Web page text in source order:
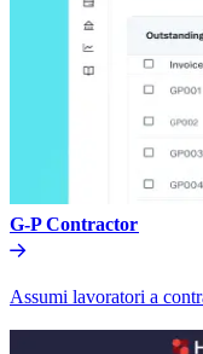
G-P Contractor​​
Assumi lavoratori a